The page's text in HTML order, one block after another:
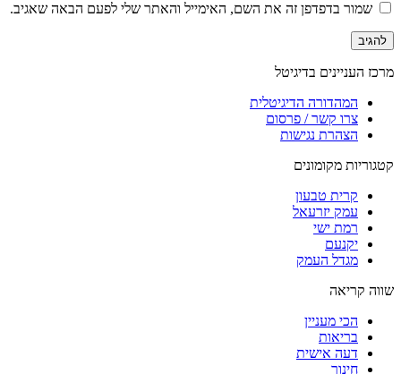
שמור בדפדפן זה את השם, האימייל והאתר שלי לפעם הבאה שאגיב.
מרכז העניינים בדיגיטל
המהדורה הדיגיטלית
צרו קשר / פרסום
הצהרת נגישות
קטגוריות מקומונים
קרית טבעון
עמק יזרעאל
רמת ישי
יקנעם
מגדל העמק
שווה קריאה
הכי מעניין
בריאות
דעה אישית
חינוך